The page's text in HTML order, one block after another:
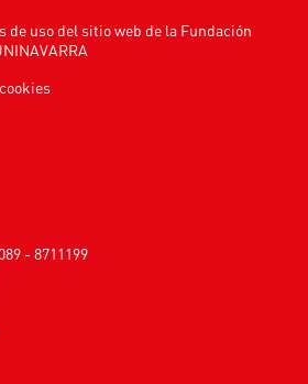
de uso del sitio web de la Fundación
- 8711199